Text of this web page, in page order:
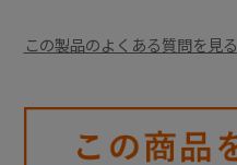
この製品のよくある質問を見る